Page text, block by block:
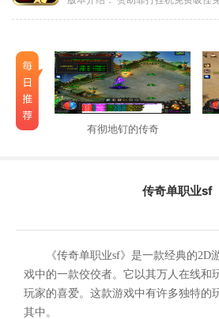
有彻地钉的传奇
传奇单职业sf
《传奇单职业sf》是一款经典的2D
戏中的一款佼佼者。它以其万人在线和
玩家的喜爱。这款游戏中有许多独特的
其中。